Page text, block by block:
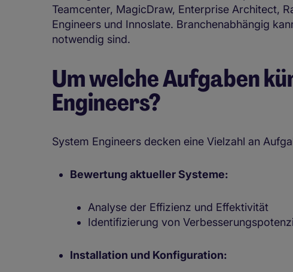
Teamcenter, MagicDraw, Enterprise Architect,
Engineers und Innoslate. Branchenabhängig
notwendig sind.
Um welche Aufgaben
Engineers?
System Engineers decken eine Vielzahl an
Bewertung aktueller Systeme:
Analyse der Effizienz und Effektivität
Identifizierung von
Installation und Konfiguration: